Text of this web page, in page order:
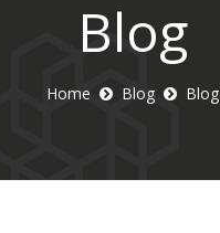
Blog
Home Blog Blog